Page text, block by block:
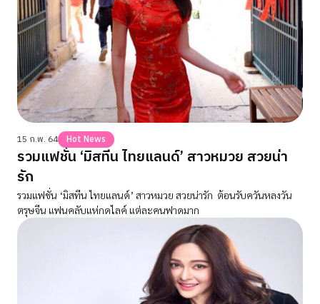
15 ก.พ. 64 Hot News
รวมแฟชั่น ‘มิสทีน ไทยแลนด์’ สาวหมวย สวยน่า
รัก
รวมแฟชั่น ‘มิสทีน ไทยแลนด์’ สาวหมวย สวยน่ารัก ต้อนรับควันหลงวัน
ตรุษจีน แฟนคลับแห่กดไลค์ แต่ละคนฟาดมาก